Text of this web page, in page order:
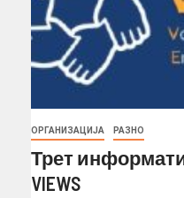
ОРГАНИЗАЦИЈА РАЗНО
Трет
VIEWS